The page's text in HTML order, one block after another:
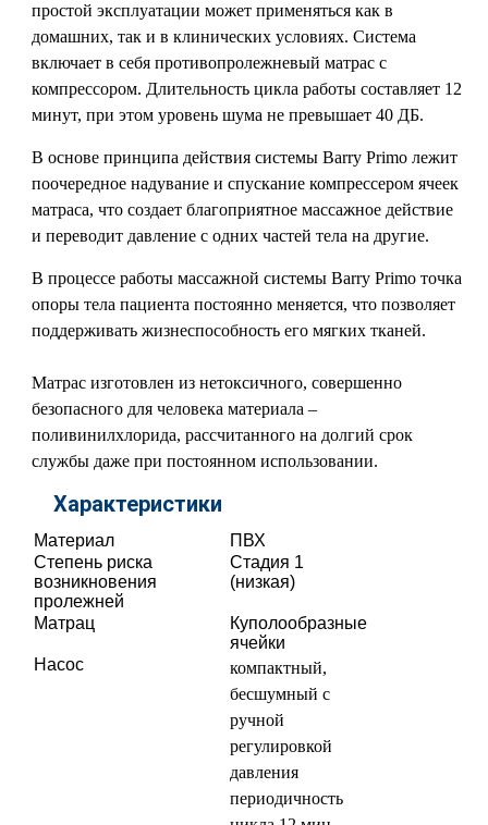
простой эксплуатации может применяться как в
домашних, так и в клинических условиях. Система
включает в себя противопролежневый матрас с
компрессором. Длительность цикла работы составляет 12
минут, при этом уровень шума не превышает 40 ДБ.
В основе принципа действия системы Barry Primo лежит
поочередное надувание и спускание компрессером ячеек
матраса, что создает благоприятное массажное действие
и переводит давление с одних частей тела на другие.
В процессе работы массажной системы Barry Primo точка
опоры тела пациента постоянно меняется, что позволяет
поддерживать жизнеспособность его мягких тканей.
Матрас изготовлен из нетоксичного, совершенно
безопасного для человека материала –
поливинилхлорида, рассчитанного на долгий срок
службы даже при постоянном использовании.
Характеристики
Материал
ПВХ
Степень риска
возникновения
пролежней
Стадия 1
(низкая)
Матрац
Куполообразные
ячейки
Насос
компактный,
бесшумный с
ручной
регулировкой
давления
периодичность